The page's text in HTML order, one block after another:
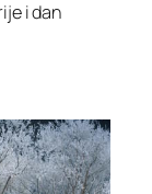
i dan